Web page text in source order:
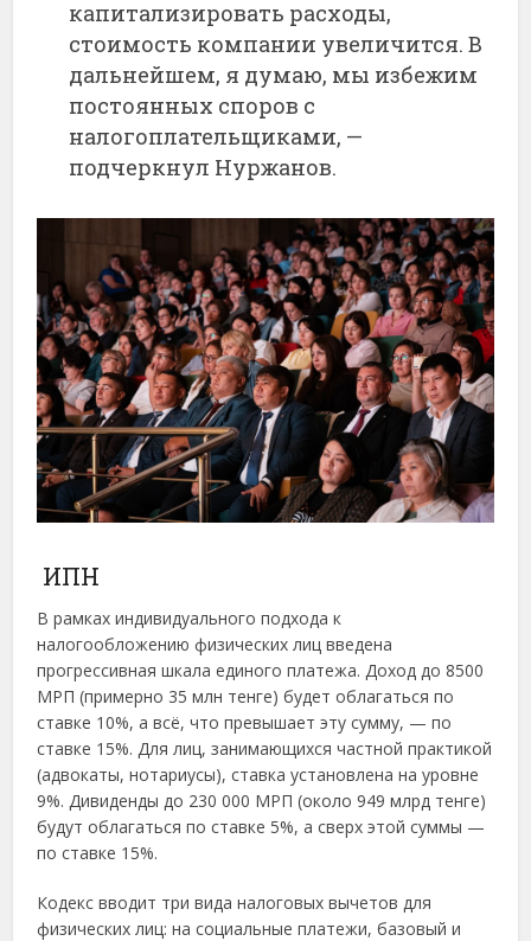
капитализировать расходы,
стоимость компании увеличится. В
дальнейшем, я думаю, мы избежим
постоянных споров с
налогоплательщиками, —
подчеркнул Нуржанов.
ИПН
В рамках индивидуального подхода к
налогообложению физических лиц введена
прогрессивная шкала единого платежа. Доход до 8500
МРП (примерно 35 млн тенге) будет облагаться по
ставке 10%, а всё, что превышает эту сумму, — по
ставке 15%. Для лиц, занимающихся частной практикой
(адвокаты, нотариусы), ставка установлена на уровне
9%. Дивиденды до 230 000 МРП (около 949 млрд тенге)
будут облагаться по ставке 5%, а сверх этой суммы —
по ставке 15%.
Кодекс вводит три вида налоговых вычетов для
физических лиц: на социальные платежи, базовый и